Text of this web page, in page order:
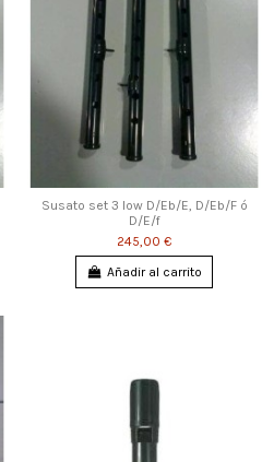
Susato set 3 low D/Eb/E, D/Eb/F ó
D/E/f
245,00 €
Añadir al carrito